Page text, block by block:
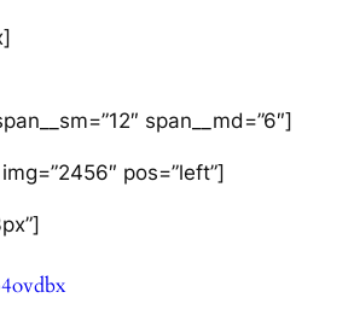
span__md=”6″]
pos=”left”]